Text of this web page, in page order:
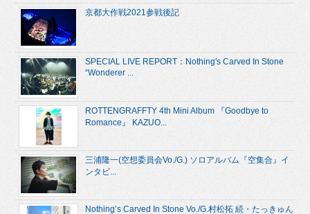
京都大作戦2021参戦後記
SPECIAL LIVE REPORT：Nothing's Carved In Stone
“Wonderer ...
ROTTENGRAFFTY 4th Mini Album 『Goodbye to
Romance』 KAZUO...
三浦隆一(空想委員会Vo./G.) ソロアルバム『空集合』イ
ンタビ...
Nothing’s Carved In Stone Vo./G.村松拓 続・たっきゅん